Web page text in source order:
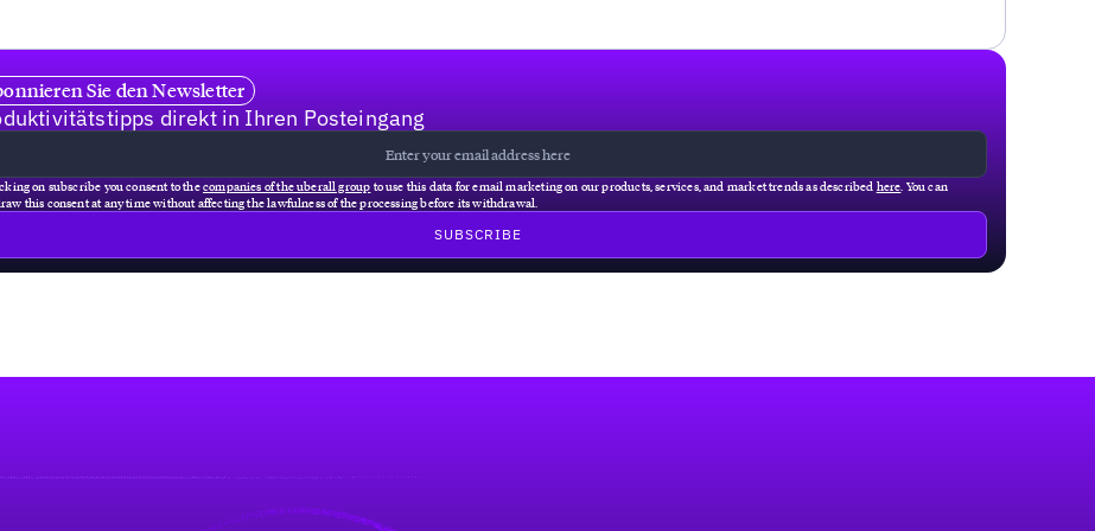
Sie den Newsletter
direkt in Ihren Posteingang
on subscribe you consent to thecompanies of the uberall group to use this data for email marketing on our products, services, and market trends as described here . You can
this consent at any time without affecting the lawfulness of the processing before its withdrawal.